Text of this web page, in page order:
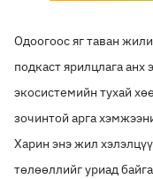
Одоогоос яг таван
подкаст ярилцлага
экосистемийн тухай
зочинтой арга
Харин энэ жил
төлөөллийг уриад